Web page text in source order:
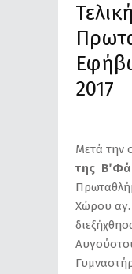
2017
Μετά την
της Β΄
Χώρου αγ.